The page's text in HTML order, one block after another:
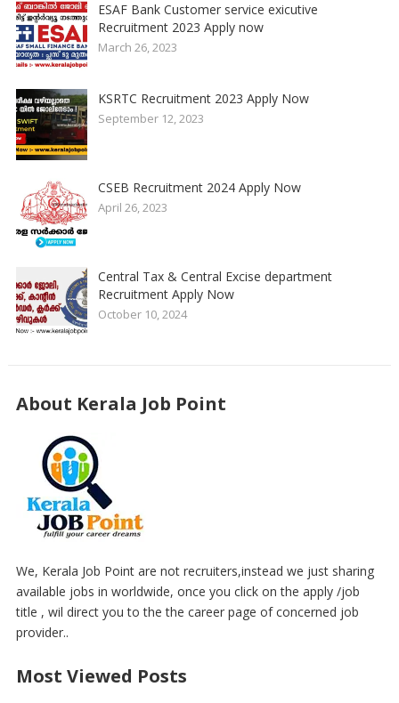
ESAF Bank Customer service exicutive
Recruitment 2023 Apply now
March 26, 2023
KSRTC Recruitment 2023 Apply Now
September 12, 2023
CSEB Recruitment 2024 Apply Now
April 26, 2023
Central Tax & Central Excise department
Recruitment Apply Now
October 10, 2024
About Kerala Job Point
We, Kerala Job Point are not recruiters,instead we just sharing
available jobs in worldwide, once you click on the apply /job
title , wil direct you to the the career page of concerned job
provider..
Most Viewed Posts